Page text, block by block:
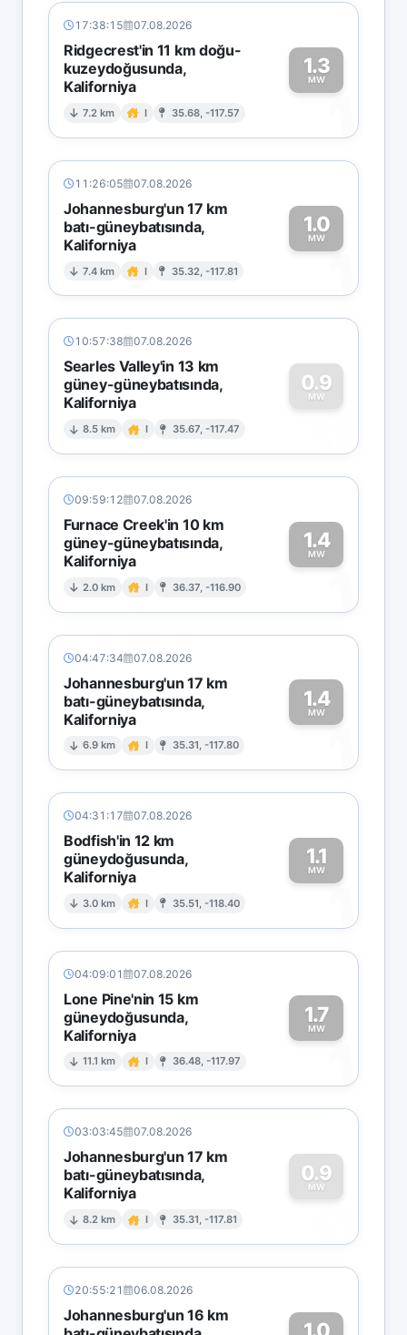
17:38:15 07.08.2026
Ridgecrest'in 11 km doğu-
kuzeydoğusunda,
Kaliforniya
7.2 km I 35.68, -117.57
1.3
MW
1
11:26:05 07.08.2026
Johannesburg'un 17 km
batı-güneybatısında,
Kaliforniya
7.4 km I 35.32, -117.81
1.0
MW
1
10:57:38 07.08.2026
Searles Valley'in 13 km
güney-güneybatısında,
Kaliforniya
8.5 km I 35.67, -117.47
0.9
MW
0
09:59:12 07.08.2026
Furnace Creek'in 10 km
güney-güneybatısında,
Kaliforniya
2.0 km I 36.37, -116.90
1.4
MW
1
04:47:34 07.08.2026
Johannesburg'un 17 km
batı-güneybatısında,
Kaliforniya
6.9 km I 35.31, -117.80
1.4
MW
1
04:31:17 07.08.2026
Bodfish'in 12 km
güneydoğusunda,
Kaliforniya
3.0 km I 35.51, -118.40
1.1
MW
1
04:09:01 07.08.2026
Lone Pine'nin 15 km
güneydoğusunda,
Kaliforniya
11.1 km I 36.48, -117.97
1.7
MW
1
03:03:45 07.08.2026
Johannesburg'un 17 km
batı-güneybatısında,
Kaliforniya
8.2 km I 35.31, -117.81
0.9
MW
0
20:55:21 06.08.2026
Johannesburg'un 16 km